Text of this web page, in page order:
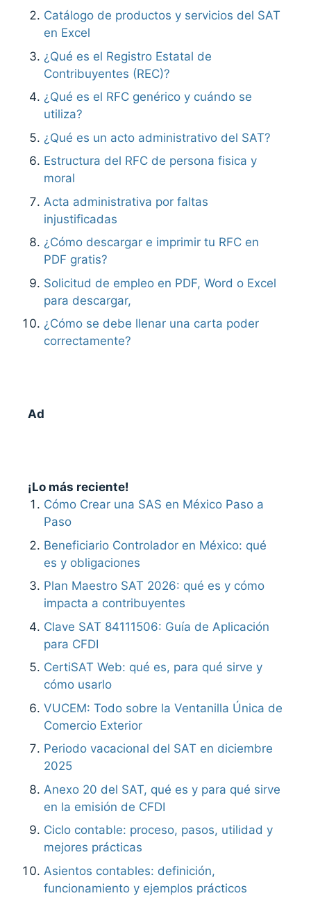
Catálogo de productos y servicios del SAT
en Excel
¿Qué es el Registro Estatal de
Contribuyentes (REC)?
¿Qué es el RFC genérico y cuándo se
utiliza?
¿Qué es un acto administrativo del SAT?
Estructura del RFC de persona fisica y
moral
Acta administrativa por faltas
injustificadas
¿Cómo descargar e imprimir tu RFC en
PDF gratis?
Solicitud de empleo en PDF, Word o Excel
para descargar,
¿Cómo se debe llenar una carta poder
correctamente?
Ad
¡Lo más reciente!
Cómo Crear una SAS en México Paso a
Paso
Beneficiario Controlador en México: qué
es y obligaciones
Plan Maestro SAT 2026: qué es y cómo
impacta a contribuyentes
Clave SAT 84111506: Guía de Aplicación
para CFDI
CertiSAT Web: qué es, para qué sirve y
cómo usarlo
VUCEM: Todo sobre la Ventanilla Única de
Comercio Exterior
Periodo vacacional del SAT en diciembre
2025
Anexo 20 del SAT, qué es y para qué sirve
en la emisión de CFDI
Ciclo contable: proceso, pasos, utilidad y
mejores prácticas
Asientos contables: definición,
funcionamiento y ejemplos prácticos